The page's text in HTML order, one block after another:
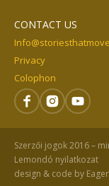
CONTACT US
Privacy
Colophon
Szerzői jogok 2016 –
Lemondó nyilatkozat
design & code by